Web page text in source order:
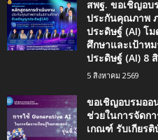
สพฐ. ขอเชิญอบ
ประกันคุณภาพ
ประดิษฐ์ (AI) โ
ศึกษาและเป้าห
ประดิษฐ์ (AI) 8
5 สิงหาคม 2569
ขอเชิญอบรมออ
ช่วยในการจัดก
เกณฑ์ รับเกียร